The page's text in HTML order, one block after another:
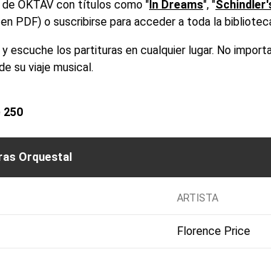
OKTAV con títulos como "In Dreams", "
PDF) o suscribirse para acceder a toda la
y escuche los partituras en cualquier lugar. No
su viaje musical.
250
Orquestal
ARTISTA
Florence Price